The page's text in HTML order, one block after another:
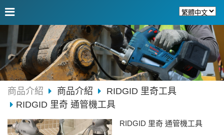
商品介紹 商品介紹
RIDGID 里奇工具
RIDGID 里奇 通管機工具
RIDGID 里奇 通管機工具